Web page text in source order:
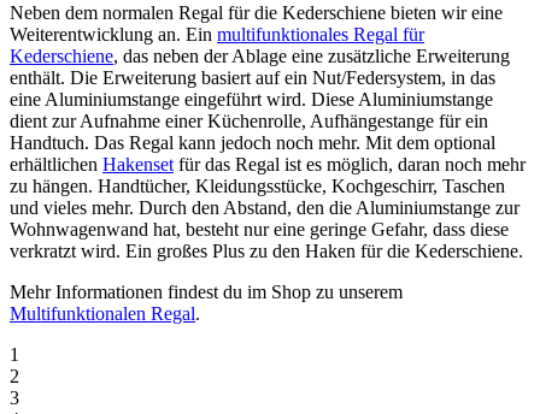
Neben dem normalen Regal für die Kederschiene bieten wir eine
Weiterentwicklung an. Ein multifunktionales Regal für
Kederschiene, das neben der Ablage eine zusätzliche Erweiterung
enthält. Die Erweiterung basiert auf ein Nut/Federsystem, in das
eine Aluminiumstange eingeführt wird. Diese Aluminiumstange
dient zur Aufnahme einer Küchenrolle, Aufhängestange für ein
Handtuch. Das Regal kann jedoch noch mehr. Mit dem optional
erhältlichen Hakenset für das Regal ist es möglich, daran noch mehr
zu hängen. Handtücher, Kleidungsstücke, Kochgeschirr, Taschen
und vieles mehr. Durch den Abstand, den die Aluminiumstange zur
Wohnwagenwand hat, besteht nur eine geringe Gefahr, dass diese
verkratzt wird. Ein großes Plus zu den Haken für die Kederschiene.
Mehr Informationen findest du im Shop zu unserem
Multifunktionalen Regal.
1
2
3